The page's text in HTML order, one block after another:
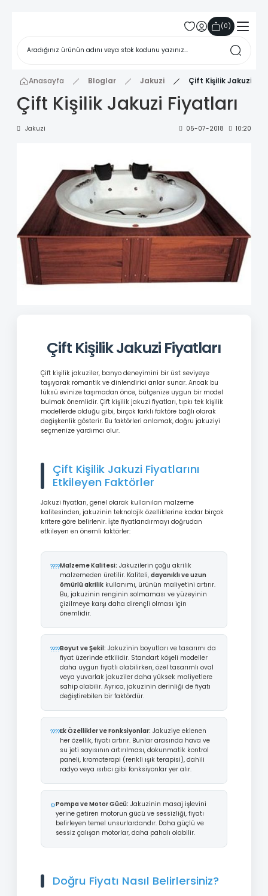
(0)
Anasayfa Bloglar Jakuzi Çift Kişilik Jakuzi
Çift Kişilik Jakuzi Fiyatları
Jakuzi 05-07-2018 10:20
Çift Kişilik Jakuzi Fiyatları
Çift kişilik jakuziler, banyo deneyimini bir üst seviyeye
taşıyarak romantik ve dinlendirici anlar sunar. Ancak bu
lüksü evinize taşımadan önce, bütçenize uygun bir model
bulmak önemlidir. Çift kişilik jakuzi fiyatları, tıpkı tek kişilik
modellerde olduğu gibi, birçok farklı faktöre bağlı olarak
değişkenlik gösterir. Bu faktörleri anlamak, doğru jakuziyi
seçmenize yardımcı olur.
Çift Kişilik Jakuzi Fiyatlarını
Etkileyen Faktörler
Jakuzi fiyatları, genel olarak kullanılan malzeme
kalitesinden, jakuzinin teknolojik özelliklerine kadar birçok
kritere göre belirlenir. İşte fiyatlandırmayı doğrudan
etkileyen en önemli faktörler:
????️Malzeme Kalitesi: Jakuzilerin çoğu akrilik
malzemeden üretilir. Kaliteli, dayanıklı ve uzun
ömürlü akrilik kullanımı, ürünün maliyetini artırır.
Bu, jakuzinin renginin solmaması ve yüzeyinin
çizilmeye karşı daha dirençli olması için
önemlidir.
????Boyut ve Şekil: Jakuzinin boyutları ve tasarımı da
fiyat üzerinde etkilidir. Standart köşeli modeller
daha uygun fiyatlı olabilirken, özel tasarımlı oval
veya yuvarlak jakuziler daha yüksek maliyetlere
sahip olabilir. Ayrıca, jakuzinin derinliği de fiyatı
değiştirebilen bir faktördür.
????Ek Özellikler ve Fonksiyonlar: Jakuziye eklenen
her özellik, fiyatı artırır. Bunlar arasında hava ve
su jeti sayısının artırılması, dokunmatik kontrol
paneli, kromoterapi (renkli ışık terapisi), dahili
radyo veya ısıtıcı gibi fonksiyonlar yer alır.
⚙️Pompa ve Motor Gücü: Jakuzinin masaj işlevini
yerine getiren motorun gücü ve sessizliği, fiyatı
belirleyen temel unsurlardandır. Daha güçlü ve
sessiz çalışan motorlar, daha pahalı olabilir.
Doğru Fiyatı Nasıl Belirlersiniz?